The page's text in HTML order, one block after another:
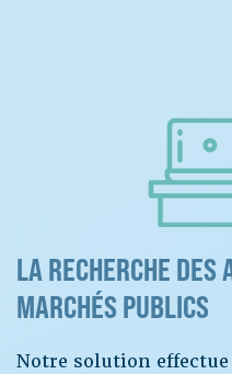
LA RECHERCHE DES
MARCHÉS PUBLICS
Notre solution